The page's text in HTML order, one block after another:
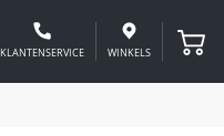
KLANTENSERVICE WINKELS